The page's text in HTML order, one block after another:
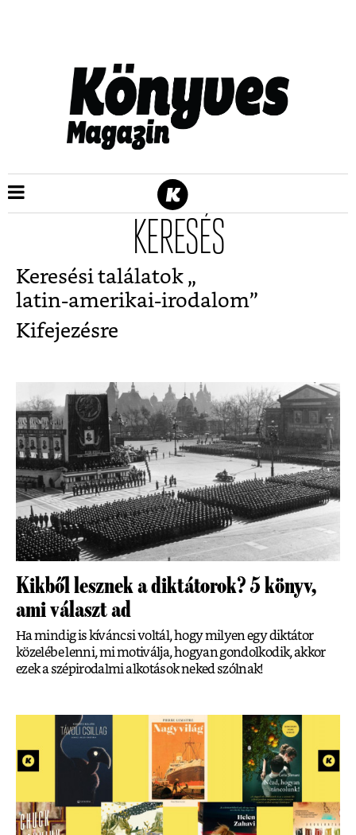
KERESÉS
Keresési találatok „
latin-amerikai-irodalom”
Kifejezésre
Kikből lesznek a diktátorok? 5 könyv,
ami választ ad
Ha mindig is kíváncsi voltál, hogy milyen egy diktátor
közelébe lenni, mi motiválja, hogyan gondolkodik, akkor
ezek a szépirodalmi alkotások neked szólnak!